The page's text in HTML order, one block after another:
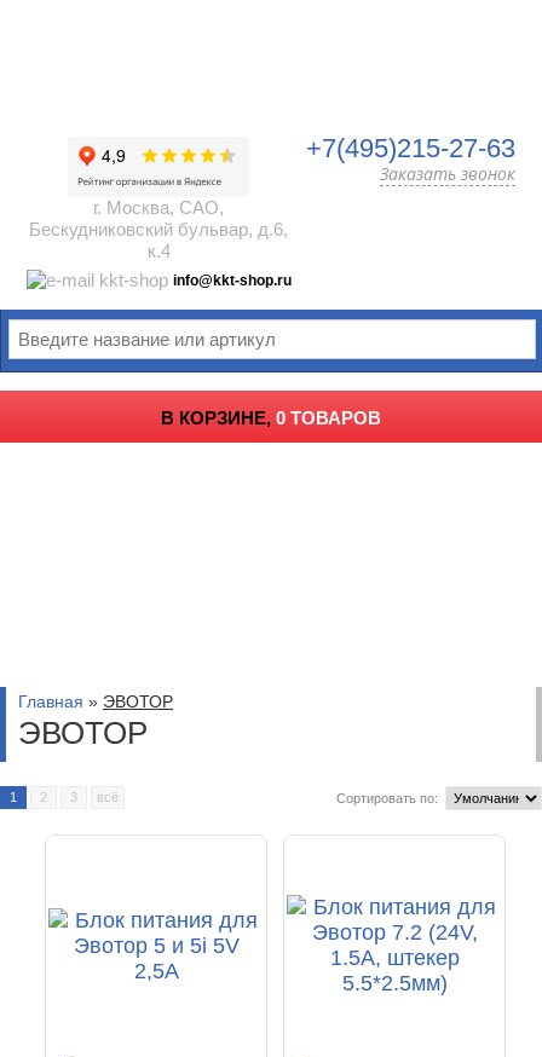
г. Москва, САО,
Бескудниковский бульвар, д.6,
к.4
info@kkt-shop.ru
+7(495)215-27-63
Заказать звонок
В КОРЗИНЕ, 0 ТОВАРОВ
Главная » ЭВОТОР
ЭВОТОР
Сортировать по:
1 2 3 всё